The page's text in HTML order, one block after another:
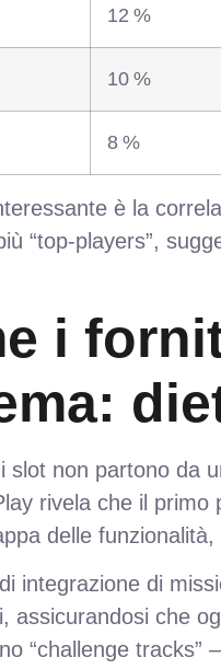
12 %
10 %
8 %
è la
“top‑players”,
i
slot non partono da
rivela che il primo
delle
integrazione di
assicurandosi che
“challenge